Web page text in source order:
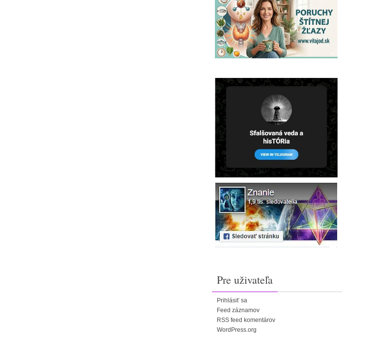
Pre uživateľa
Prihlásiť sa
Feed záznamov
RSS feed komentárov
WordPress.org